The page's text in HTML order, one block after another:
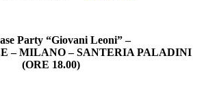
Party “Giovani Leoni” –
– MILANO – SANTERIA PALADINI
(ORE 18.00)